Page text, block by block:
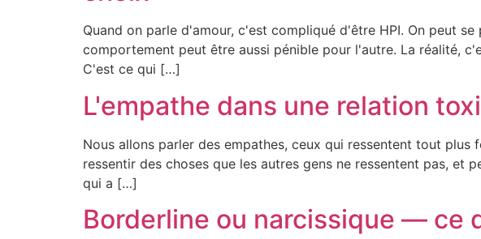
Quand on parle d'amour, c'est compliqué d'être HPI. On peut
comportement peut être aussi pénible pour l'autre. La réalité,
C'est ce qui […]
L'empathe dans une relation
Nous allons parler des empathes, ceux qui ressentent tout
ressentir des choses que les autres gens ne ressentent pas, et
qui a […]
Borderline ou narcissique — ce